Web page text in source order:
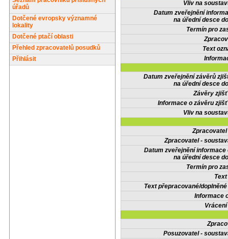
úřadů
Dotčené evropsky významné
lokality
Dotčené ptačí oblasti
Přehled zpracovatelů posudků
Přihlásit
Vliv na
Datum zveřejnění
na úřední desce
Termín pro
Text
Datum zveřejnění závěrů
na úřední desce
Závěry
Informace o závěru
Vliv na
Zpracovatel -
Datum zveřejnění informace
na úřední desce
Termín pro
Text přepracované/
Informace
Posuzovatel -